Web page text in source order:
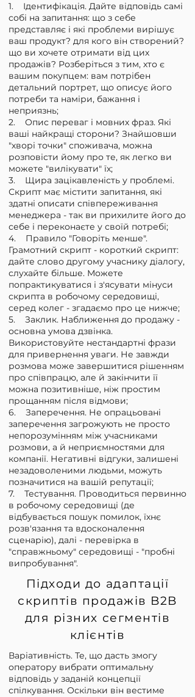
1. Ідентифікація. Дайте відповідь самі
собі на запитання: що з себе
представляє і які проблеми вирішує
ваш продукт? для кого він створений?
що ви хочете отримати від цих
продажів? Розберіться з тим, хто є
вашим покупцем: вам потрібен
детальний портрет, що описує його
потреби та наміри, бажання і
неприязнь;
2. Опис переваг і мовних фраз. Які
ваші найкращі сторони? Знайшовши
"хворі точки" споживача, можна
розповісти йому про те, як легко ви
можете "вилікувати" їх;
3. Щира зацікавленість у проблемі.
Скрипт має містити запитання, які
здатні описати співпереживання
менеджера - так ви прихилите його до
себе і переконаєте у своїй потребі;
4. Правило "Говоріть менше".
Грамотний скрипт - короткий скрипт:
дайте слово другому учаснику діалогу,
слухайте більше. Можете
попрактикуватися і з'ясувати мінуси
скрипта в робочому середовищі,
серед колег - згадаємо про це нижче;
5. Заклик. Наближення до продажу -
основна умова дзвінка.
Використовуйте нестандартні фрази
для привернення уваги. Не завжди
розмова може завершитися рішенням
про співпрацю, але й закінчити її
можна позитивніше, ніж простим
прощанням після відмови;
6. Заперечення. Не опрацьовані
заперечення загрожують не просто
непорозумінням між учасниками
розмови, а й неприємностями для
компанії. Негативні відгуки, залишені
незадоволеними людьми, можуть
позначитися на вашій репутації;
7. Тестування. Проводиться первинно
в робочому середовищі (де
відбувається пошук помилок, їхнє
розв'язання та вдосконалення
сценарію), далі - перевірка в
"справжньому" середовищі - "пробні
випробування".
Підходи до адаптації
скриптів продажів B2B
для різних сегментів
клієнтів
Варіативність. Те, що дасть змогу
оператору вибрати оптимальну
відповідь у заданій концепції
спілкування. Оскільки він вестиме